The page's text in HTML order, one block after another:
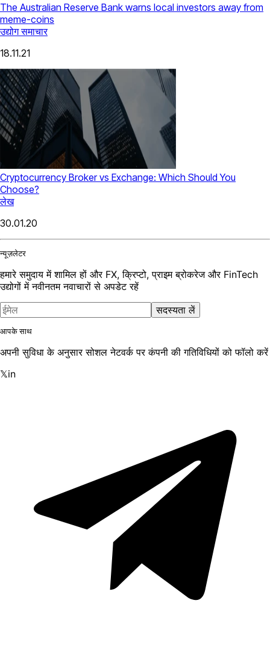
The Australian Reserve Bank warns local investors away from
meme-coins
उद्योग समाचार
18.11.21
Cryptocurrency Broker vs Exchange: Which Should You
Choose?
लेख
30.01.20
न्यूज़लेटर
हमारे समुदाय में शामिल हों और FX, क्रिप्टो, प्राइम ब्रोकरेज और FinTech
उद्योगों में नवीनतम नवाचारों से अपडेट रहें
सदस्यता लें
आपके साथ
अपनी सुविधा के अनुसार सोशल नेटवर्क पर कंपनी की गतिविधियों को फॉलो करें
𝕏in